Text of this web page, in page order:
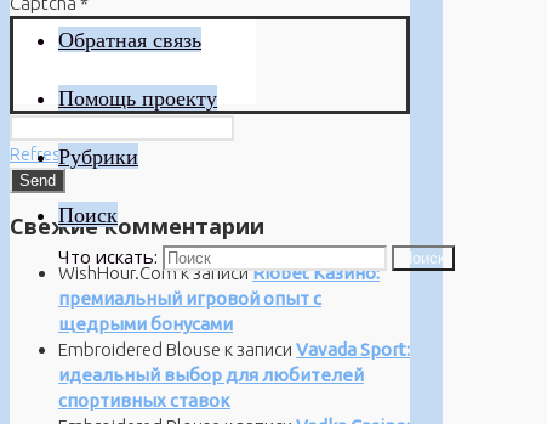
Обратная связь
Помощь проекту
Рубрики
Поиск
Что искать: Поиск
Refresh
Свежие комментарии
WishHour.Comк записиRiobet Казино:
премиальный игровой опыт с
щедрыми бонусами
Embroidered Blouse к записи Vavada Sport:
идеальный выбор для любителей
спортивных ставок